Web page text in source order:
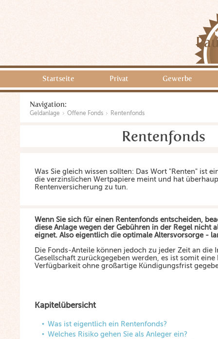
Startseite Privat Gewerbe
Navigation:
Geldanlage Offene Fonds Rentenfonds
Rentenfonds
Was Sie gleich wissen sollten: Das Wort "Renten" ist
die verzinslichen Wertpapiere meint und hat
Rentenversicherung zu tun.
Wenn Sie sich für einen Rentenfonds entscheiden,
diese Anlage wegen der Gebühren in der Regel nicht
eignet. Also eigentlich die optimale Altersvorsorge -
Die Fonds-Anteile können jedoch zu jeder Zeit an die
Gesellschaft zurückgegeben werden, es ist somit
Verfügbarkeit ohne großartige Kündigungsfrist
Kapitelübersicht
Was ist eigentlich ein Rentenfonds?
Welches Risiko gehen Sie als Anleger ein?